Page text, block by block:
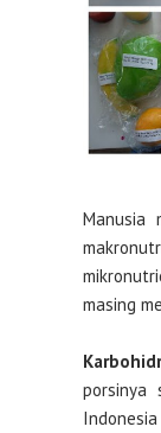
Manusia
masing
porsinya